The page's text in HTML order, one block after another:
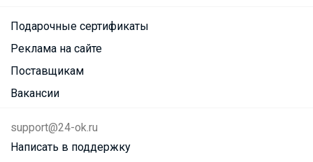
Подарочные сертификаты
Реклама на сайте
Поставщикам
Вакансии
support@24-ok.ru
Написать в поддержку